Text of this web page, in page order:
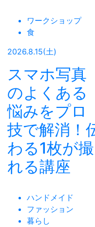
ワークショップ
食
2026.8.15(土)
スマホ写真
のよくある
悩みをプロ
技で解消！
わる1枚が撮
れる講座
ハンドメイド
ファッション
暮らし